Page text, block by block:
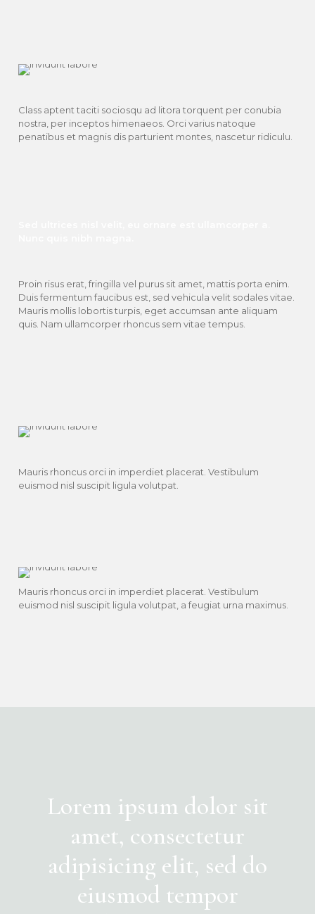
Class aptent taciti sociosqu ad litora torquent per conubia
nostra, per inceptos himenaeos. Orci varius natoque
penatibus et magnis dis parturient montes, nascetur ridiculu.
Proin risus erat, fringilla vel purus sit amet, mattis porta enim.
Duis fermentum faucibus est, sed vehicula velit sodales vitae.
Mauris mollis lobortis turpis, eget accumsan ante aliquam
quis. Nam ullamcorper rhoncus sem vitae tempus.
Mauris rhoncus orci in imperdiet placerat. Vestibulum
euismod nisl suscipit ligula volutpat.
Mauris rhoncus orci in imperdiet placerat. Vestibulum
euismod nisl suscipit ligula volutpat, a feugiat urna maximus.
Lorem ipsum dolor sit
amet, consectetur
adipisicing elit, sed do
eiusmod tempor